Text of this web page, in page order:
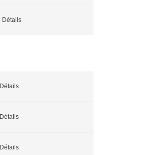
Détails
Détails
Détails
Détails